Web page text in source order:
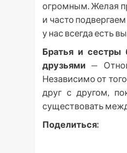
огромным. Желая
и часто
у нас всегда есть
Братья и сестры
друзьями —
Независимо от
друг с другом,
существовать
Поделиться: